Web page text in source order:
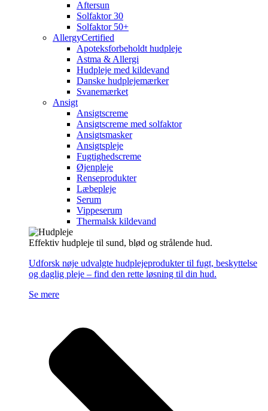
Aftersun
Solfaktor 30
Solfaktor 50+
AllergyCertified
Apoteksforbeholdt hudpleje
Astma & Allergi
Hudpleje med kildevand
Danske hudplejemærker
Svanemærket
Ansigt
Ansigtscreme
Ansigtscreme med solfaktor
Ansigtsmasker
Ansigtspleje
Fugtighedscreme
Øjenpleje
Renseprodukter
Læbepleje
Serum
Vippeserum
Thermalsk kildevand
Effektiv hudpleje til sund, blød og strålende hud.
Udforsk nøje udvalgte hudplejeprodukter til fugt, beskyttelse
og daglig pleje – find den rette løsning til din hud.
Se mere